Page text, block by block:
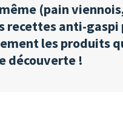
(pain
recettes anti-gaspi
les produits
découverte !